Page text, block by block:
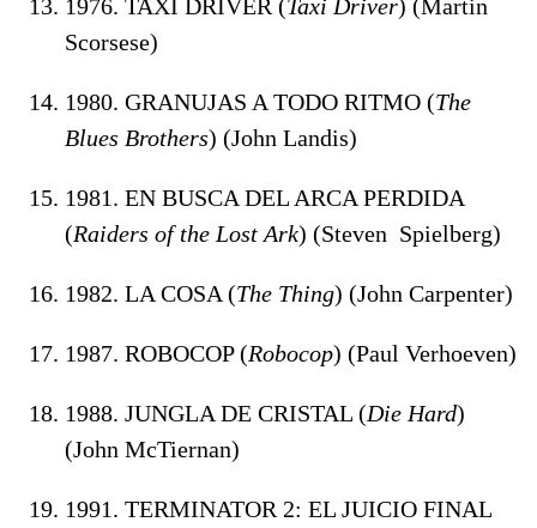
1976. TAXI DRIVER (Taxi Driver) (Martin
Scorsese)
1980. GRANUJAS A TODO RITMO (The
Blues Brothers) (John Landis)
1981. EN BUSCA DEL ARCA PERDIDA
(Raiders of the Lost Ark) (Steven Spielberg)
1982. LA COSA (The Thing) (John Carpenter)
1987. ROBOCOP (Robocop) (Paul Verhoeven)
1988. JUNGLA DE CRISTAL (Die Hard)
(John McTiernan)
1991. TERMINATOR 2: EL JUICIO FINAL